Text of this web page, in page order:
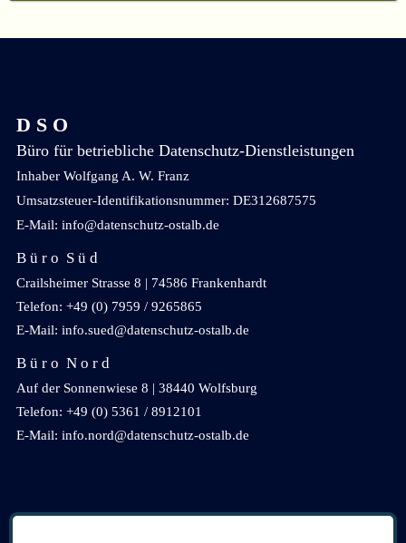
D S O
Büro für betriebliche Datenschutz-Dienstleistungen
Inhaber Wolfgang A. W. Franz
Umsatzsteuer-Identifikationsnummer: DE312687575
E-Mail: info@datenschutz-ostalb.de
B ü r o S ü d
Crailsheimer Strasse 8 | 74586 Frankenhardt
Telefon: +49 (0) 7959 / 9265865
E-Mail: info.sued@datenschutz-ostalb.de
B ü r o N o r d
Auf der Sonnenwiese 8 | 38440 Wolfsburg
Telefon: +49 (0) 5361 / 8912101
E-Mail: info.nord@datenschutz-ostalb.de